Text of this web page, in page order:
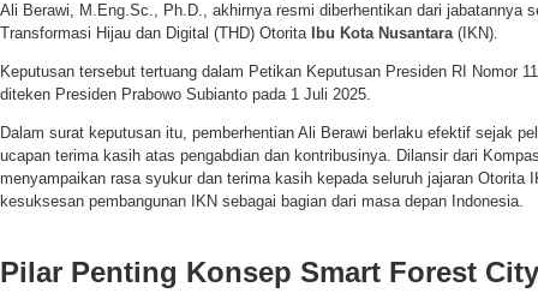
Ali Berawi, M.Eng.Sc., Ph.D., akhirnya resmi diberhentikan dari jabatannya
Transformasi Hijau dan Digital (THD) Otorita Ibu Kota Nusantara(IKN).
Keputusan tersebut tertuang dalam Petikan Keputusan Presiden RI Nomor
diteken Presiden Prabowo Subianto pada 1 Juli 2025.
Dalam surat keputusan itu, pemberhentian Ali Berawi berlaku efektif sejak
ucapan terima kasih atas pengabdian dan kontribusinya. Dilansir dari
menyampaikan rasa syukur dan terima kasih kepada seluruh jajaran Otorita
kesuksesan pembangunan IKN sebagai bagian dari masa depan Indonesia.
Pilar Penting Konsep Smart Forest City